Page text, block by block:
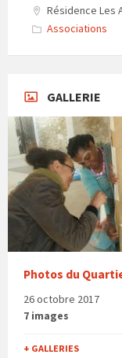
Résidence Les
Associations
GALLERIE
Photos du
26 octobre 2017
7 images
+ GALLERIES